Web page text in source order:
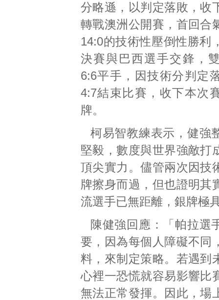
分略遜，以判定落敗，收
轉戰澳洲公開賽，首回合
14:0的技術性壓倒性勝利
決賽與巴西選手交鋒，
6:6平手，因技術分判定
4:7結束比賽，收下本次
牌。
柯易智教練表示，健強
堅毅，數度與世界強敵打
頂尖實力。儘管兩次因技
牌擦身而過，但也證明其
流選手已無距離，銀牌極
陳健強回應：「帕拉選
要，因為每個人障礙不同
料，來制定策略。若遇到
心裡一恐慌就容易影響比
無法正常發揮。因此，場